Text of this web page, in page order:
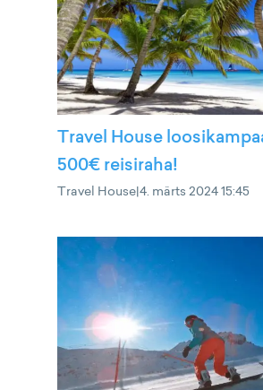
Travel House
500€ reisiraha!
Travel House|4. märts 2024 15:45